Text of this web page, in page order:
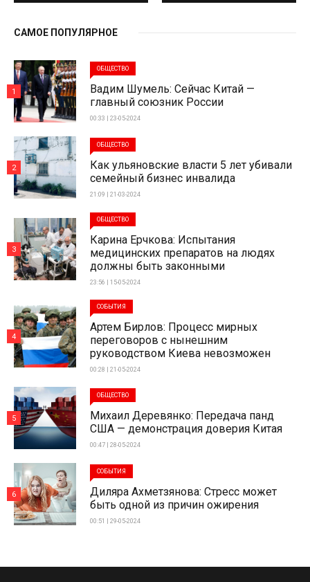
САМОЕ ПОПУЛЯРНОЕ
ОБЩЕСТВО
Вадим Шумель: Сейчас Китай —
главный союзник России
00:33 | 23-05-2024
1
ОБЩЕСТВО
Как ульяновские власти 5 лет убивали
семейный бизнес инвалида
21:09 | 21-03-2024
2
ОБЩЕСТВО
Карина Ерчкова: Испытания
медицинских препаратов на людях
должны быть законными
23:56 | 15-05-2024
3
СОБЫТИЯ
Артем Бирлов: Процесс мирных
переговоров с нынешним
руководством Киева невозможен
00:28 | 21-05-2024
4
ОБЩЕСТВО
Михаил Деревянко: Передача панд
США — демонстрация доверия Китая
00:47 | 28-05-2024
5
СОБЫТИЯ
Диляра Ахметзянова: Стресс может
быть одной из причин ожирения
00:51 | 29-05-2024
6